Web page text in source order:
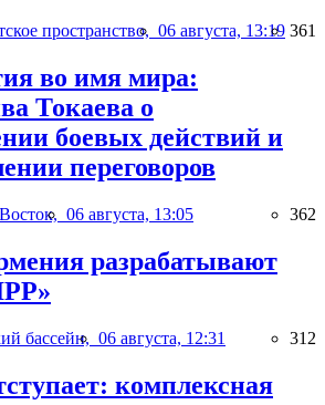
пространство, 06 августа, 13:19 361
во имя мира:
Токаева о
боевых действий и
переговоров
06 августа, 13:05 362
разрабатывают
бассейн, 06 августа, 12:31 312
комплексная